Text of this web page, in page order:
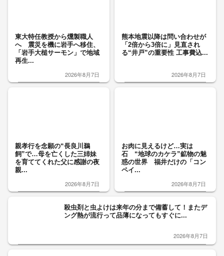
東大特任教授から燻製職人
へ 震災を機に岩手へ移住、
「岩手大槌サーモン」で地域
再生...
2026年8月7日
熊本地震以降は問い合わせが
「2倍から3倍に」見直され
る“井戸”の重要性 工事費込...
2026年8月7日
親孝行を念願の“長良川鵜
飼”で…母を亡くした三姉妹
を育ててくれた父に感謝の夜
親...
2026年8月7日
お肉に見えるけど…実は
石 “地球のカケラ”鉱物の魅
惑の世界 福井だけの「コン
ペイ...
2026年8月7日
殺虫剤と虫よけは来年の分まで備蓄して！またデ
ング熱が流行って品薄になってもすぐに...
2026年8月7日